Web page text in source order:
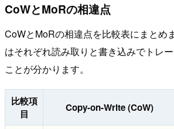
CoWとMoRの相違点
CoWとMoRの相違点を比較表にまとめ
はそれぞれ読み取りと書き込みでトレ
ことが分かります。
比較項
目
Copy-on-Write (CoW)